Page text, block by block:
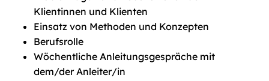
Klientinnen und Klienten
Einsatz von Methoden und Konzepten
Berufsrolle
Wöchentliche Anleitungsgespräche mit
dem/der Anleiter/in